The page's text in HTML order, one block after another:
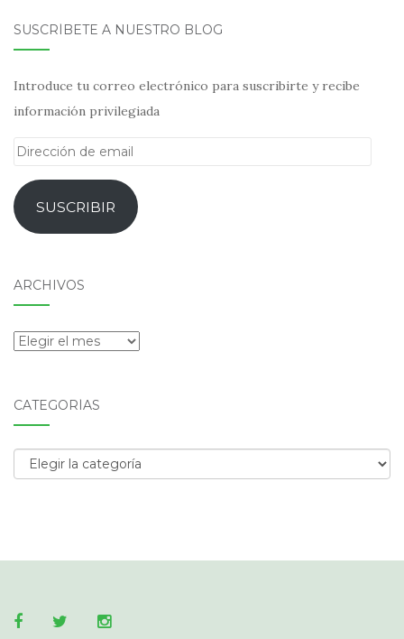
SUSCRÍBETE A NUESTRO BLOG
Introduce tu correo electrónico para suscribirte y recibe
información privilegiada
Dirección
emailSUSCRIBIR
ARCHIVOS
Archivos
CATEGORÍAS
Categorías